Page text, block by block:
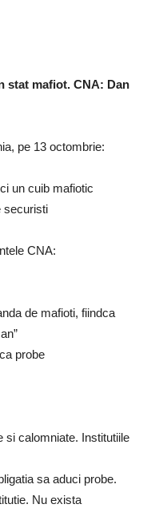
stat mafiot. CNA: Dan
pe 13 octombrie:
un cuib mafiotic
securisti
CNA:
de mafioti, fiindca
probe
si calomniate. Institutiile
sa aduci probe.
Nu exista